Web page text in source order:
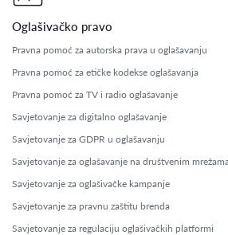
Oglašivačko pravo
Pravna pomoć za autorska prava u oglašavanju
Pravna pomoć za etičke kodekse oglašavanja
Pravna pomoć za TV i radio oglašavanje
Savjetovanje za digitalno oglašavanje
Savjetovanje za GDPR u oglašavanju
Savjetovanje za oglašavanje na društvenim
Savjetovanje za oglašivačke kampanje
Savjetovanje za pravnu zaštitu brenda
Savjetovanje za regulaciju oglašivačkih platformi